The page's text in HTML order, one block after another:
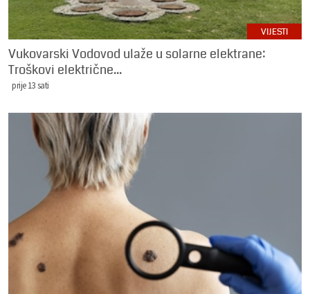
VIJESTI
Vukovarski Vodovod ulaže u solarne elektrane:
Troškovi električne...
prije 13 sati